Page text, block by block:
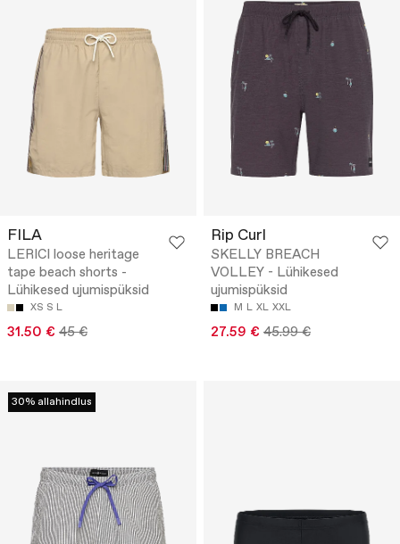
FILA
LERICI loose heritage
tape beach shorts -
Lühikesed ujumispüksid
XS S L
31.50 € 45 €
Rip Curl
SKELLY BREACH
VOLLEY - Lühikesed
ujumispüksid
M L XL XXL
27.59 € 45.99 €
30% allahindlus